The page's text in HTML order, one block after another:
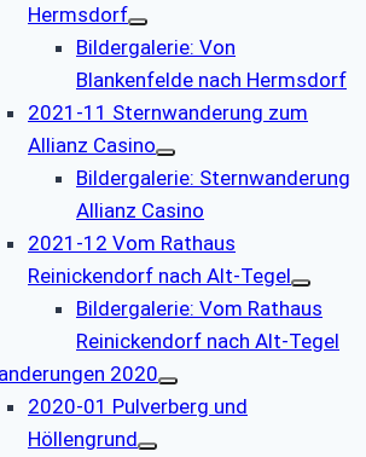
Hermsdorf
Bildergalerie: Von
Blankenfelde nach Hermsdorf
2021-11 Sternwanderung zum
Allianz Casino
Bildergalerie: Sternwanderung
Allianz Casino
2021-12 Vom Rathaus
Reinickendorf nach Alt-Tegel
Bildergalerie: Vom Rathaus
Reinickendorf nach Alt-Tegel
2020
2020-01 Pulverberg und
Höllengrund